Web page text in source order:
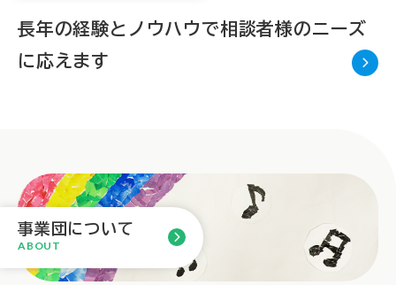
長年の経験とノウハウで相談者様のニーズ
に応えます
事業団について
ABOUT